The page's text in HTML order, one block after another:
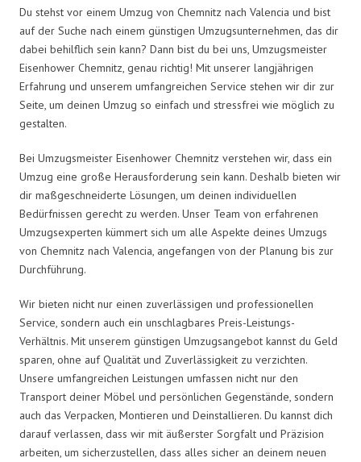
Du stehst vor einem Umzug von Chemnitz nach Valencia und bist
auf der Suche nach einem günstigen Umzugsunternehmen, das dir
dabei behilflich sein kann? Dann bist du bei uns, Umzugsmeister
Eisenhower Chemnitz, genau richtig! Mit unserer langjährigen
Erfahrung und unserem umfangreichen Service stehen wir dir zur
Seite, um deinen Umzug so einfach und stressfrei wie möglich zu
gestalten.
Bei Umzugsmeister Eisenhower Chemnitz verstehen wir, dass ein
Umzug eine große Herausforderung sein kann. Deshalb bieten wir
dir maßgeschneiderte Lösungen, um deinen individuellen
Bedürfnissen gerecht zu werden. Unser Team von erfahrenen
Umzugsexperten kümmert sich um alle Aspekte deines Umzugs
von Chemnitz nach Valencia, angefangen von der Planung bis zur
Durchführung.
Wir bieten nicht nur einen zuverlässigen und professionellen
Service, sondern auch ein unschlagbares Preis-Leistungs-
Verhältnis. Mit unserem günstigen Umzugsangebot kannst du Geld
sparen, ohne auf Qualität und Zuverlässigkeit zu verzichten.
Unsere umfangreichen Leistungen umfassen nicht nur den
Transport deiner Möbel und persönlichen Gegenstände, sondern
auch das Verpacken, Montieren und Deinstallieren. Du kannst dich
darauf verlassen, dass wir mit äußerster Sorgfalt und Präzision
arbeiten, um sicherzustellen, dass alles sicher an deinem neuen